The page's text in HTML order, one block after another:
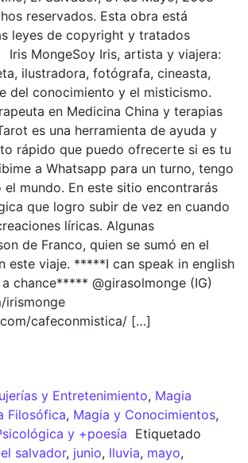
reservados. Esta obra está
leyes de copyright y tratados
Iris MongeSoy Iris, artista y viajera:
ilustradora, fotógrafa, cineasta,
del conocimiento y el misticismo.
en Medicina China y terapias
es una herramienta de ayuda y
rápido que puedo ofrecerte si es tu
a Whatsapp para un turno, tengo
mundo. En este sitio encontrarás
que logro subir de vez en cuando
líricas. Algunas
de Franco, quien se sumó en el
este viaje. *****I can speak in english
chance***** @girasolmonge (IG)
irismonge
cafeconmistica/ […]
y Entretenimiento, Magia
Filosófica, Magia y Conocimientos,
y +poesía Etiquetado
el salvador, junio, lluvia, mayo,